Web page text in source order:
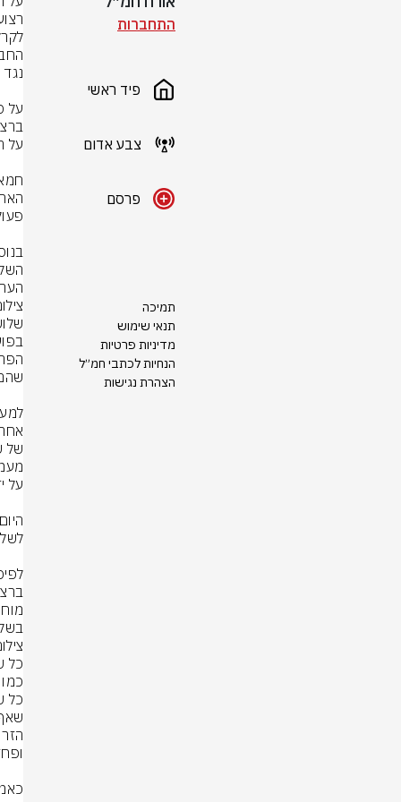
התחברות
פיד ראשי
צבע אדום
פרסם
תמיכה
תנאי שימוש
מדיניות פרטיות
הנחיות לכתבי חמ״ל
הצהרת נגישות
צילום: